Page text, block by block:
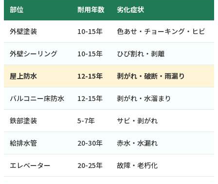
部位 耐用年数 劣化症状
外壁塗装 10-15年 色あせ・チョーキング・ヒビ
外壁シーリング 10-15年 ひび割れ・剥離
屋上防水 12-15年 剥がれ・破断・雨漏り
バルコニー床防水 12-15年 剥がれ・水溜まり
鉄部塗装 5-7年 サビ・剥がれ
給排水管 20-30年 赤水・水漏れ
エレベーター 20-25年 故障・老朽化